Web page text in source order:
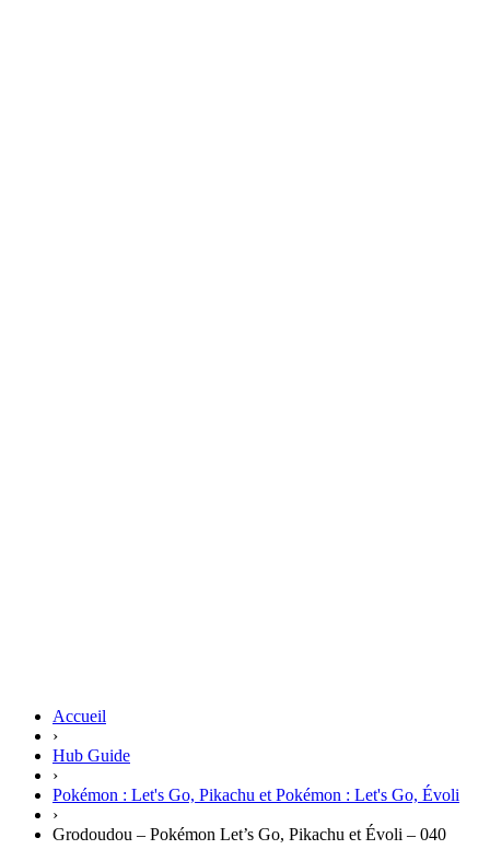
Accueil
›
Hub Guide
›
Pokémon : Let's Go, Pikachu et Pokémon : Let's Go, Évoli
›
Grodoudou – Pokémon Let’s Go, Pikachu et Évoli – 040